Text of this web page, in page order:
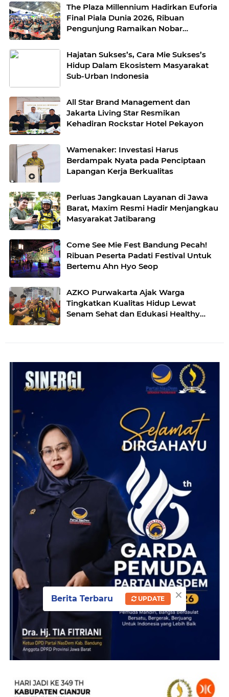
The Plaza Millennium Hadirkan Euforia
Final Piala Dunia 2026, Ribuan
Pengunjung Ramaikan Nobar
Hajatan Sukses’s, Cara Mie Sukses’s
Hidup Dalam Ekosistem Masyarakat
Sub-Urban Indonesia
All Star Brand Management dan
Jakarta Living Star Resmikan
Kehadiran Rockstar Hotel Pekayon
Wamenaker: Investasi Harus
Berdampak Nyata pada Penciptaan
Lapangan Kerja Berkualitas
Perluas Jangkauan Layanan di Jawa
Barat, Maxim Resmi Hadir Menjangkau
Masyarakat Jatibarang
Come See Mie Fest Bandung Pecah!
Ribuan Peserta Padati Festival Untuk
Bertemu Ahn Hyo Seop
AZKO Purwakarta Ajak Warga
Tingkatkan Kualitas Hidup Lewat
Senam Sehat dan Edukasi Healthy
×
Berita Terbaru UPDATE